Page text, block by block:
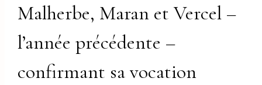
Malherbe, Maran et Vercel –
l’année précédente –
confirmant sa vocation